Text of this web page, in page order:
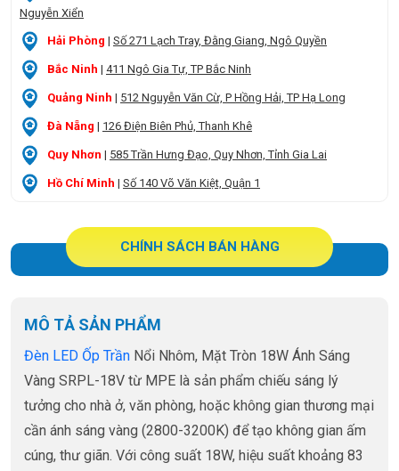
Nguyễn Xiển
Hải Phòng | Số 271 Lạch Tray, Đằng Giang, Ngô Quyền
Bắc Ninh | 411 Ngô Gia Tự, TP Bắc Ninh
Quảng Ninh | 512 Nguyễn Văn Cừ, P Hồng Hải, TP Hạ Long
Đà Nẵng | 126 Điện Biên Phủ, Thanh Khê
Quy Nhơn | 585 Trần Hưng Đạo, Quy Nhơn, Tỉnh Gia Lai
Hồ Chí Minh | Số 140 Võ Văn Kiệt, Quận 1
CHÍNH SÁCH BÁN HÀNG
MÔ TẢ SẢN PHẨM
Đèn LED Ốp Trần Nổi Nhôm, Mặt Tròn 18W Ánh Sáng
Vàng SRPL-18V từ MPE là sản phẩm chiếu sáng lý
tưởng cho nhà ở, văn phòng, hoặc không gian thương mại
cần ánh sáng vàng (2800-3200K) để tạo không gian ấm
cúng, thư giãn. Với công suất 18W, hiệu suất khoảng 83